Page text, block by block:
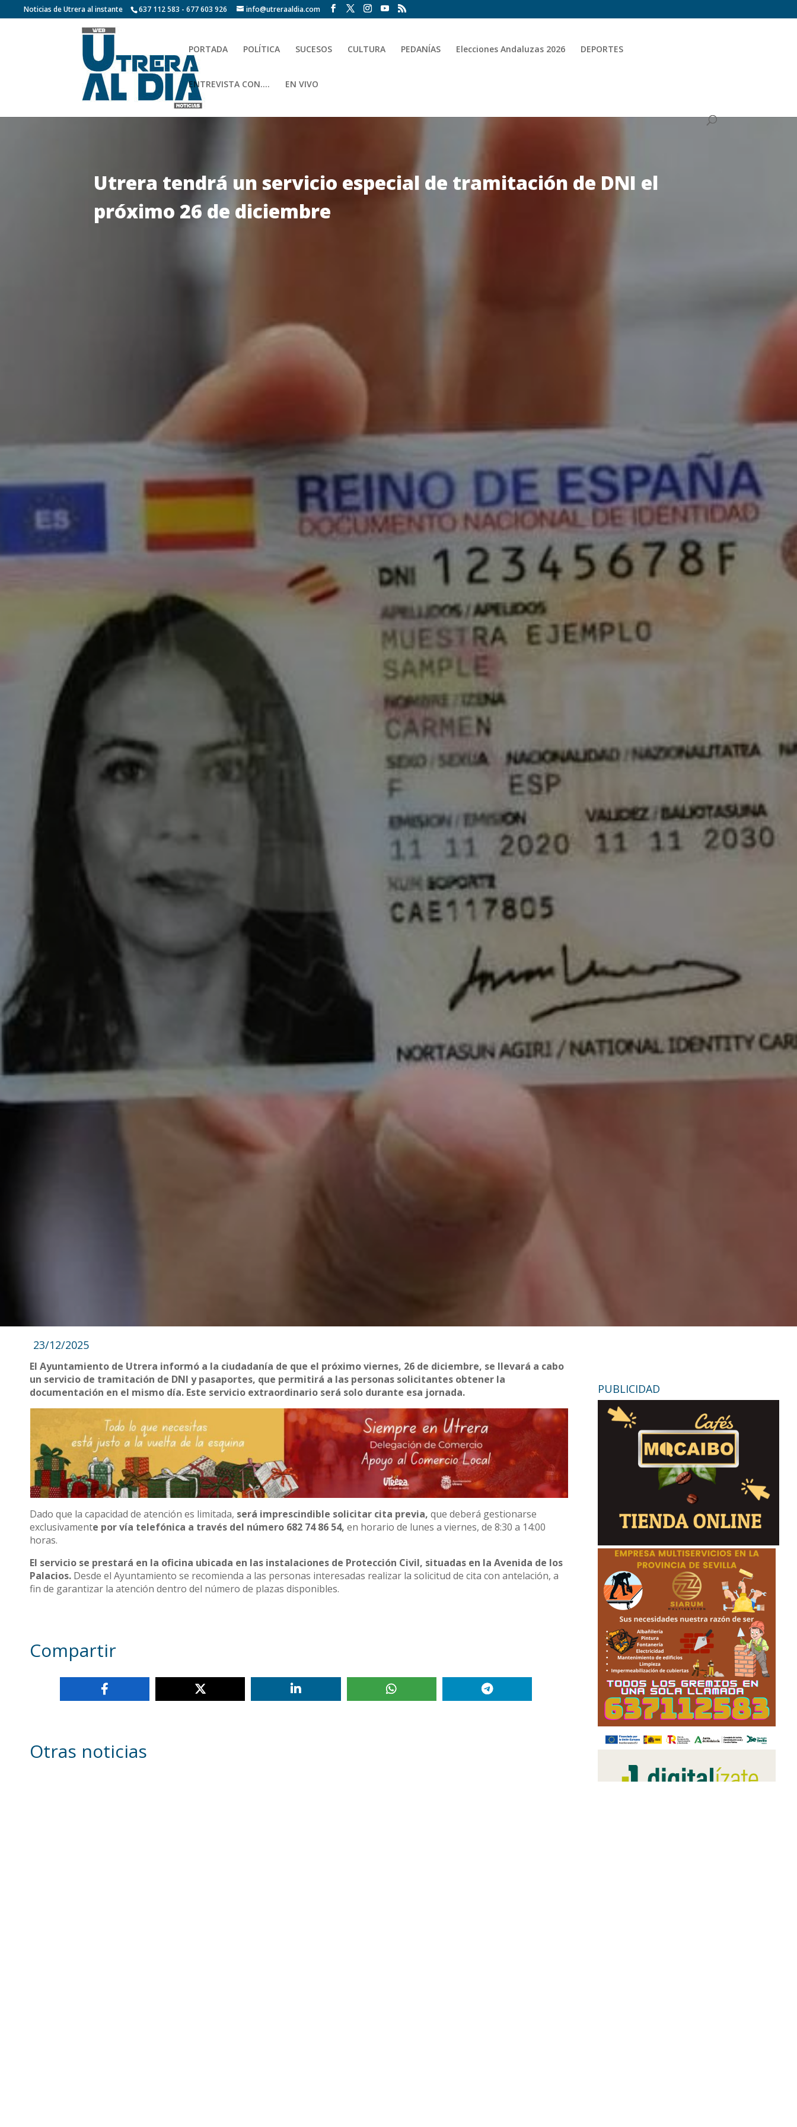
Noticias de Utrera al instante 637 112 583 - 677 603 926 info@utreraaldia.com
PORTADA POLÍTICA SUCESOS CULTURA PEDANÍAS Elecciones Andaluzas 2026 DEPORTES
ENTREVISTA CON…. EN VIVO
Utrera tendrá un servicio especial de tramitación de DNI el
próximo 26 de diciembre
23/12/2025
El Ayuntamiento de Utrera informó a la ciudadanía de que el próximo viernes, 26 de diciembre, se llevará a cabo
un servicio de tramitación de DNI y pasaportes, que permitirá a las personas solicitantes obtener la
documentación en el mismo día. Este servicio extraordinario será solo durante esa jornada.
Dado que la capacidad de atención es limitada, será imprescindible solicitar cita previa, que deberá gestionarse
exclusivamente por vía telefónica a través del número 682 74 86 54, en horario de lunes a viernes, de 8:30 a 14:00
horas.
El servicio se prestará en la oficina ubicada en las instalaciones de Protección Civil, situadas en la Avenida de los
Palacios. Desde el Ayuntamiento se recomienda a las personas interesadas realizar la solicitud de cita con antelación, a
fin de garantizar la atención dentro del número de plazas disponibles.
Compartir
Otras noticias
PUBLICIDAD